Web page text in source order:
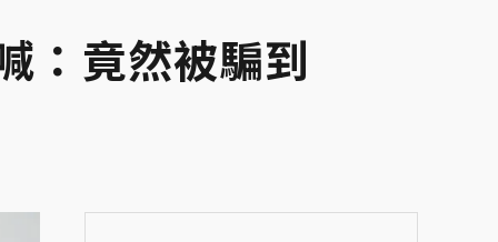
：竟然被騙到